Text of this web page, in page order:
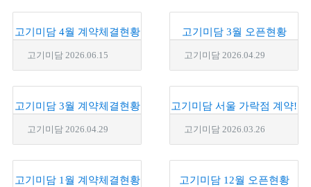
고기미담 4월 계약체결현황
고기미담 2026.06.15
고기미담 3월 오픈현황
고기미담 2026.04.29
고기미담 3월 계약체결현황
고기미담 2026.04.29
고기미담 서울 가락점 계약!
고기미담 2026.03.26
고기미담 1월 계약체결현황 고기미담 12월 오픈현황